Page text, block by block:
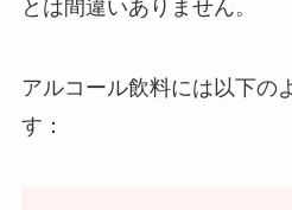
とは間違いありません。
アルコール飲料には以下の
す：